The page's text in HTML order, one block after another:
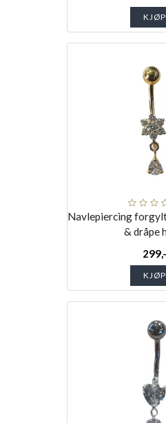
KJØP
Navlepiercing
& dråpe
299,-
KJØP